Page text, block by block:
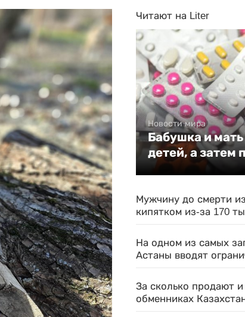
Читают на Liter
Новости мира
Бабушка и
детей, а затем
Мужчину до смерти
кипятком из-за 170
На одном из самых
Астаны вводят
За сколько продают
обменниках